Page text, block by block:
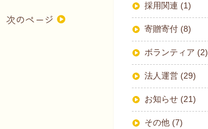
次のページ
採用関連 (1)
寄贈寄付 (8)
ボランティア (2)
法人運営 (29)
お知らせ (21)
その他 (7)